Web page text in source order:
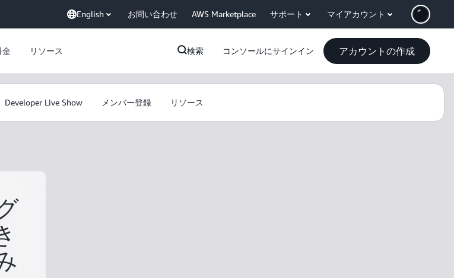
English お問い合わせ AWS Marketplace サポート マイアカウント
金 リソース 検索 コンソールにサインイン アカウントの作成
Developer Live Show メンバー登録 リソース